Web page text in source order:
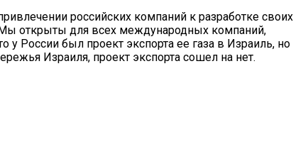
российских компаний к разработке своих
открыты для всех международных компаний,
России был проект экспорта ее газа в Израиль, но
Израиля, проект экспорта сошел на нет.